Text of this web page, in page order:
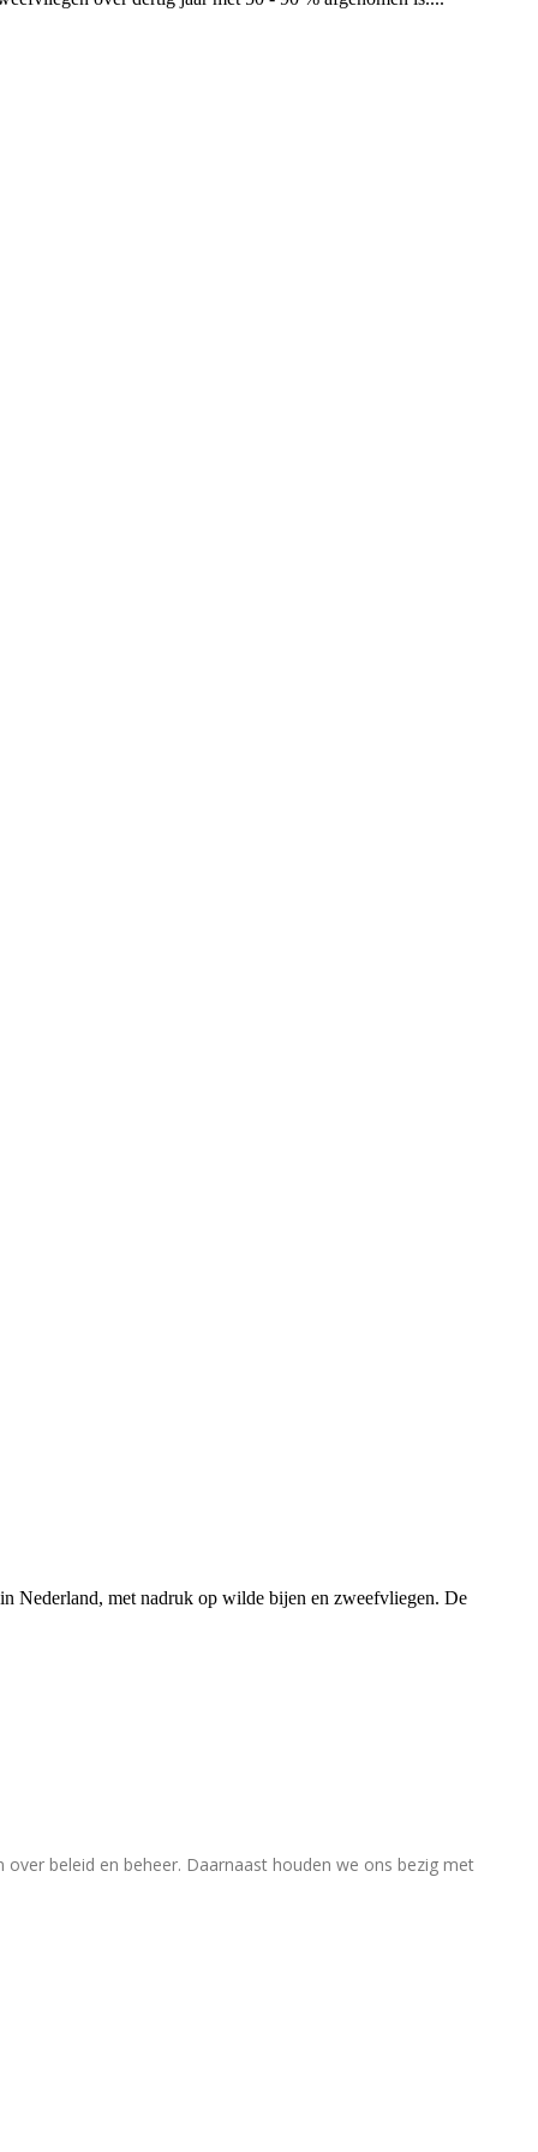
Nederland, met nadruk op wilde bijen en zweefvliegen. De
beleid en beheer. Daarnaast houden we ons bezig met